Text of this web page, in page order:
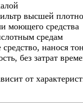
высшей
моющего средства
средам
нанося
без затрат
от